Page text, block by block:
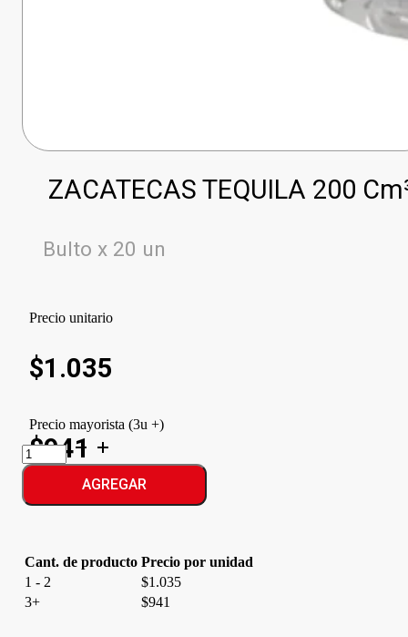
ZACATECAS TEQUILA 200
Bulto x 20 un
Precio unitario
$1.035
Precio mayorista (3u +)
$941
ZACATECAS
TEQUILA
cantidad
AGREGAR
Cant. de producto Precio por unidad
1 - 2
$1.035
3+
$941